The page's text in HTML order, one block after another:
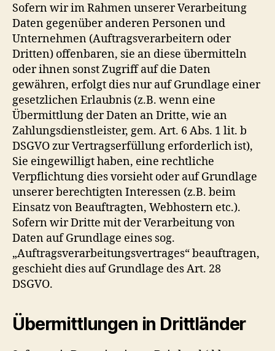
Sofern wir im Rahmen unserer Verarbeitung
Daten gegenüber anderen Personen und
Unternehmen (Auftragsverarbeitern oder
Dritten) offenbaren, sie an diese übermitteln
oder ihnen sonst Zugriff auf die Daten
gewähren, erfolgt dies nur auf Grundlage einer
gesetzlichen Erlaubnis (z.B. wenn eine
Übermittlung der Daten an Dritte, wie an
Zahlungsdienstleister, gem. Art. 6 Abs. 1 lit. b
DSGVO zur Vertragserfüllung erforderlich ist),
Sie eingewilligt haben, eine rechtliche
Verpflichtung dies vorsieht oder auf Grundlage
unserer berechtigten Interessen (z.B. beim
Einsatz von Beauftragten, Webhostern etc.).
Sofern wir Dritte mit der Verarbeitung von
Daten auf Grundlage eines sog.
„Auftragsverarbeitungsvertrages“ beauftragen,
geschieht dies auf Grundlage des Art. 28
DSGVO.
Übermittlungen in Drittländer